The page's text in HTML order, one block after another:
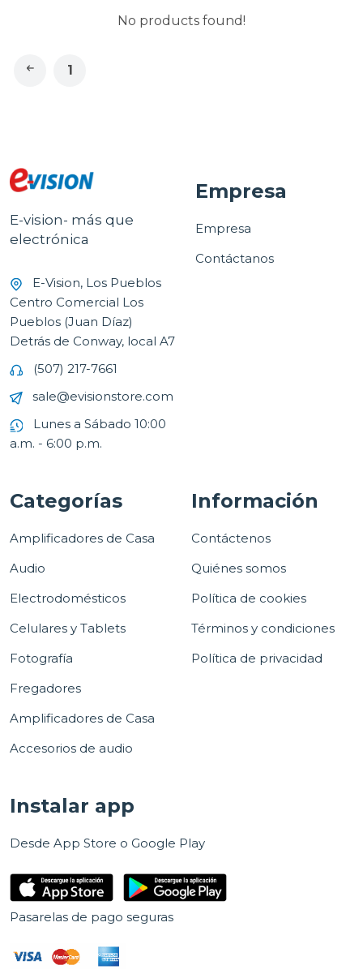
No products found!
1
E-vision- más que
electrónica
E-Vision, Los Pueblos
Centro Comercial Los
Pueblos (Juan Díaz)
Detrás de Conway, local A7
(507) 217-7661
sale@evisionstore.com
Lunes a Sábado 10:00
a.m. - 6:00 p.m.
Empresa
Empresa
Contáctanos
Categorías
Amplificadores de Casa
Audio
Electrodomésticos
Celulares y Tablets
Fotografía
Fregadores
Amplificadores de Casa
Accesorios de audio
Información
Contáctenos
Quiénes somos
Política de cookies
Términos y condiciones
Política de privacidad
Instalar app
Desde App Store o Google Play
Pasarelas de pago seguras